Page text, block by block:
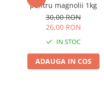
Diverse
Insecticid
Tratamente repaus vegetativ
pentru magnolii 1kg
30,00 RON
26,00 RON
IN STOC
ADAUGA IN COS